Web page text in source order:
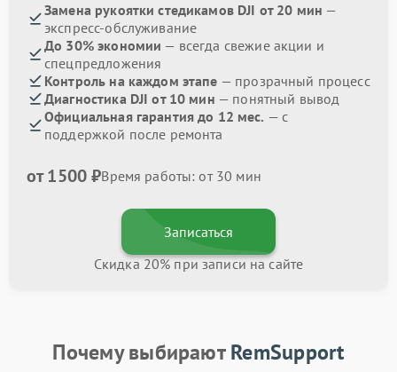
Замена рукоятки стедикамов DJI от 20 мин —
экспресс-обслуживание
До 30% экономии — всегда свежие акции и
спецпредложения
Контроль на каждом этапе — прозрачный процесс
Диагностика DJI от 10 мин — понятный вывод
Официальная гарантия до 12 мес. — с
поддержкой после ремонта
от 1500 ₽Время работы: от 30 мин
Записаться
Скидка 20% при записи на сайте
Почему выбираютRemSupport